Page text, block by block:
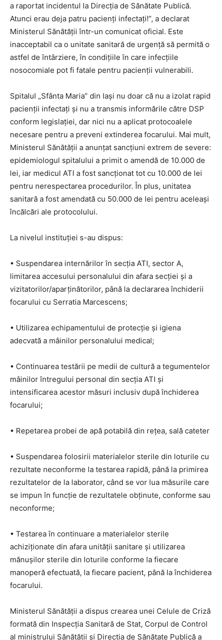
a raportat incidentul la Direcția de Sănătate Publică.
Atunci erau deja patru pacienți infectați!”, a declarat
Ministerul Sănătății într-un comunicat oficial. Este
inacceptabil ca o unitate sanitară de urgență să permită o
astfel de întârziere, în condițiile în care infecțiile
nosocomiale pot fi fatale pentru pacienții vulnerabili.
Spitalul „Sfânta Maria” din Iași nu doar că nu a izolat rapid
pacienții infectați și nu a transmis informările către DSP
conform legislației, dar nici nu a aplicat protocoalele
necesare pentru a preveni extinderea focarului. Mai mult,
Ministerul Sănătății a anunțat sancțiuni extrem de severe:
epidemiologul spitalului a primit o amendă de 10.000 de
lei, iar medicul ATI a fost sancționat tot cu 10.000 de lei
pentru nerespectarea procedurilor. În plus, unitatea
sanitară a fost amendată cu 50.000 de lei pentru aceleași
încălcări ale protocolului.
La nivelul instituției s-au dispus:
• Suspendarea internărilor în secția ATI, sector A,
limitarea accesului personalului din afara secției și a
vizitatorilor/aparținătorilor, până la declararea închiderii
focarului cu Serratia Marcescens;
• Utilizarea echipamentului de protecție și igiena
adecvată a mâinilor personalului medical;
• Continuarea testării pe medii de cultură a tegumentelor
mâinilor întregului personal din secția ATI și
intensificarea acestor măsuri inclusiv după închiderea
focarului;
• Repetarea probei de apă potabilă din rețea, sală cateter
• Suspendarea folosirii materialelor sterile din loturile cu
rezultate neconforme la testarea rapidă, până la primirea
rezultatelor de la laborator, când se vor lua măsurile care
se impun în funcție de rezultatele obținute, conforme sau
neconforme;
• Testarea în continuare a materialelor sterile
achiziționate din afara unității sanitare și utilizarea
mănușilor sterile din loturile conforme la fiecare
manoperă efectuată, la fiecare pacient, până la închiderea
focarului.
Ministerul Sănătății a dispus crearea unei Celule de Criză
formată din Inspecția Sanitară de Stat, Corpul de Control
al ministrului Sănătății și Direcția de Sănătate Publică a